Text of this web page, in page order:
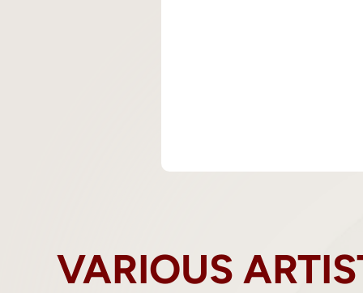
VARIOUS